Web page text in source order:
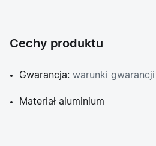
Cechy produktu
Gwarancja: warunki gwarancji
Materiał aluminium